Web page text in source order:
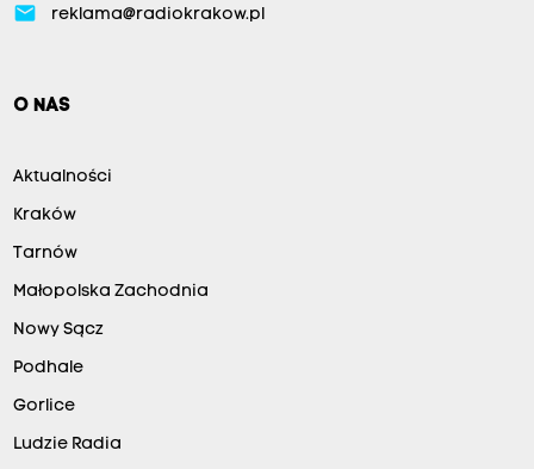
email reklama@radiokrakow.pl
O NAS
Aktualności
Kraków
Tarnów
Małopolska Zachodnia
Nowy Sącz
Podhale
Gorlice
Ludzie Radia